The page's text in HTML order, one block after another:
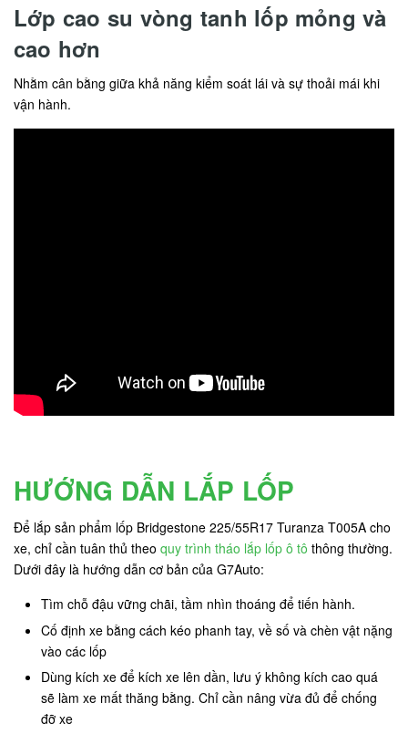
Lớp cao su vòng tanh lốp mỏng và
cao hơn
Nhằm cân bằng giữa khả năng kiểm soát lái và sự thoải mái khi
vận hành.
HƯỚNG DẪN LẮP LỐP
Để lắp sản phẩm lốp Bridgestone 225/55R17 Turanza T005A cho
xe, chỉ cần tuân thủ theo quy trình tháo lắp lốp ô tô thông thường.
Dưới đây là hướng dẫn cơ bản của G7Auto:
Tìm chỗ đậu vững chãi, tầm nhìn thoáng để tiến hành.
Cố định xe bằng cách kéo phanh tay, về số và chèn vật nặng
vào các lốp
Dùng kích xe để kích xe lên dần, lưu ý không kích cao quá
sẽ làm xe mất thăng bằng. Chỉ cần nâng vừa đủ để chống
đỡ xe